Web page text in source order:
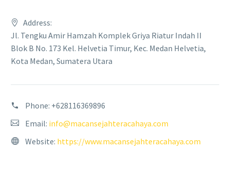
Address:
Jl. Tengku Amir Hamzah Komplek Griya Riatur Indah II
Blok B No. 173 Kel. Helvetia Timur, Kec. Medan Helvetia,
Kota Medan, Sumatera Utara
Phone: +628116369896
Email: info@macansejahteracahaya.com
Website: https://www.macansejahteracahaya.com